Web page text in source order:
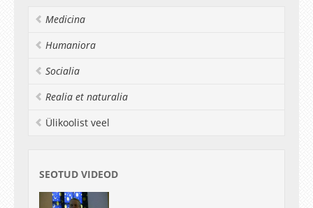
rahvusvahelistele konverentsidele üle maailma
seade kosmoseavarustesse. Selle käigus on
kes on hinnatud nii akadeemias kui ka
tööstuses. "Ei ole vaja omada teaduskraadi, et
ehitada satelliiti: arenduses on võimalik osaleda
juba ülikooli esimestel aastatel," räägib oma
Medicina
Humaniora
Socialia
Realia et naturalia
Ülikoolist veel
SEOTUD VIDEOD